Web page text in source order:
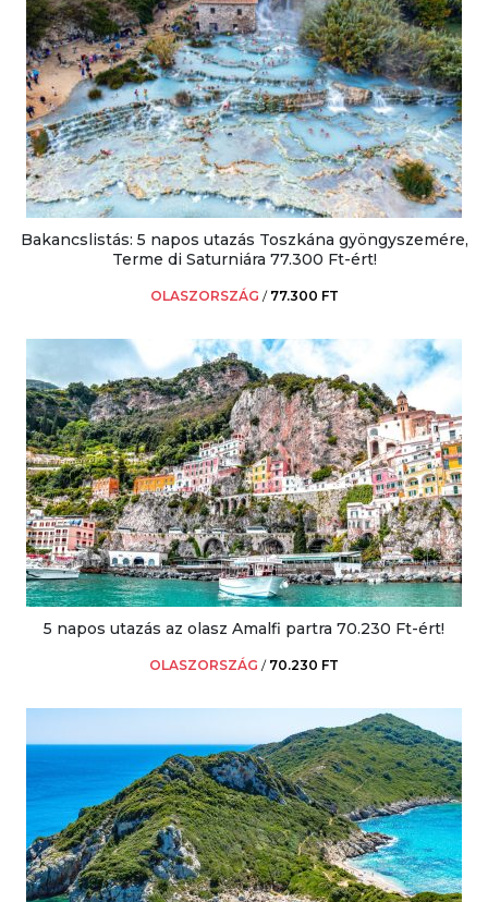
Bakancslistás: 5 napos utazás Toszkána gyöngyszemére,
Terme di Saturniára 77.300 Ft-ért!
OLASZORSZÁG / 77.300 FT
5 napos utazás az olasz Amalfi partra 70.230 Ft-ért!
OLASZORSZÁG / 70.230 FT